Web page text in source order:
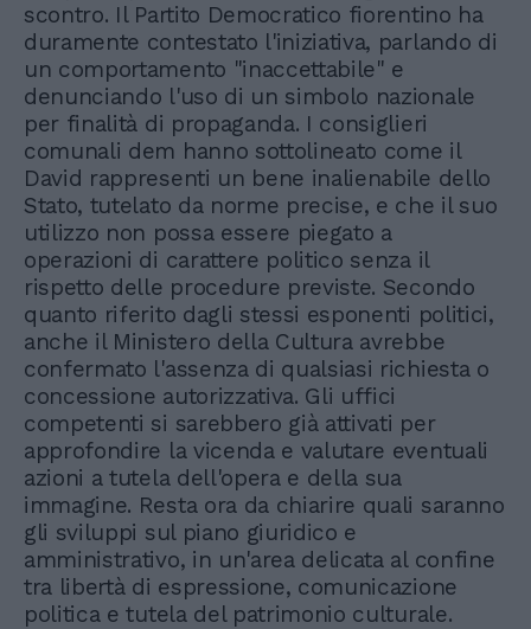
scontro. Il Partito Democratico fiorentino ha
duramente contestato l'iniziativa, parlando di
un comportamento "inaccettabile" e
denunciando l'uso di un simbolo nazionale
per finalità di propaganda. I consiglieri
comunali dem hanno sottolineato come il
David rappresenti un bene inalienabile dello
Stato, tutelato da norme precise, e che il suo
utilizzo non possa essere piegato a
operazioni di carattere politico senza il
rispetto delle procedure previste. Secondo
quanto riferito dagli stessi esponenti politici,
anche il Ministero della Cultura avrebbe
confermato l'assenza di qualsiasi richiesta o
concessione autorizzativa. Gli uffici
competenti si sarebbero già attivati per
approfondire la vicenda e valutare eventuali
azioni a tutela dell'opera e della sua
immagine. Resta ora da chiarire quali saranno
gli sviluppi sul piano giuridico e
amministrativo, in un'area delicata al confine
tra libertà di espressione, comunicazione
politica e tutela del patrimonio culturale.